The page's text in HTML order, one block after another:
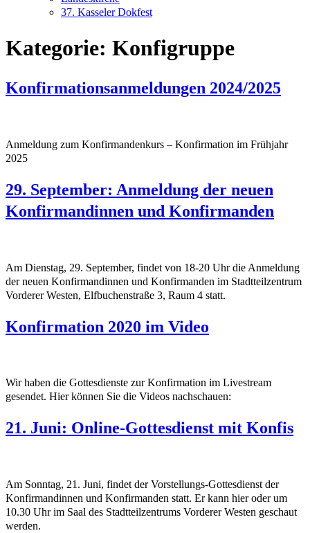
37. Kasseler Dokfest
Kategorie: Konfigruppe
Konfirmationsanmeldungen 2024/2025
Anmeldung zum Konfirmandenkurs – Konfirmation im Frühjahr
2025
29. September: Anmeldung der neuen
Konfirmandinnen und Konfirmanden
Am Dienstag, 29. September, findet von 18-20 Uhr die Anmeldung
der neuen Konfirmandinnen und Konfirmanden im Stadtteilzentrum
Vorderer Westen, Elfbuchenstraße 3, Raum 4 statt.
Konfirmation 2020 im Video
Wir haben die Gottesdienste zur Konfirmation im Livestream
gesendet. Hier können Sie die Videos nachschauen:
21. Juni: Online-Gottesdienst mit Konfis
Am Sonntag, 21. Juni, findet der Vorstellungs-Gottesdienst der
Konfirmandinnen und Konfirmanden statt. Er kann hier oder um
10.30 Uhr im Saal des Stadtteilzentrums Vorderer Westen geschaut
werden.